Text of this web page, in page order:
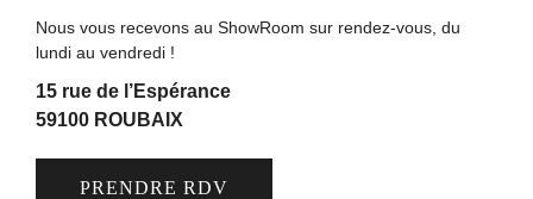
Nous vous recevons au ShowRoom sur rendez-vous, du
lundi au vendredi !
15 rue de l’Espérance
59100 ROUBAIX
PRENDRE RDV